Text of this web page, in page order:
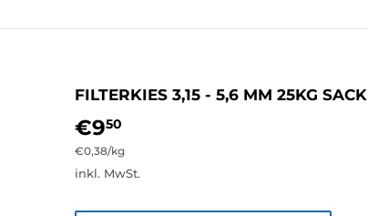
FILTERKIES 3,15 - 5,6 MM 25KG SACK
€950
Einzelpreis
€0,38/pro
kg
inkl. MwSt.